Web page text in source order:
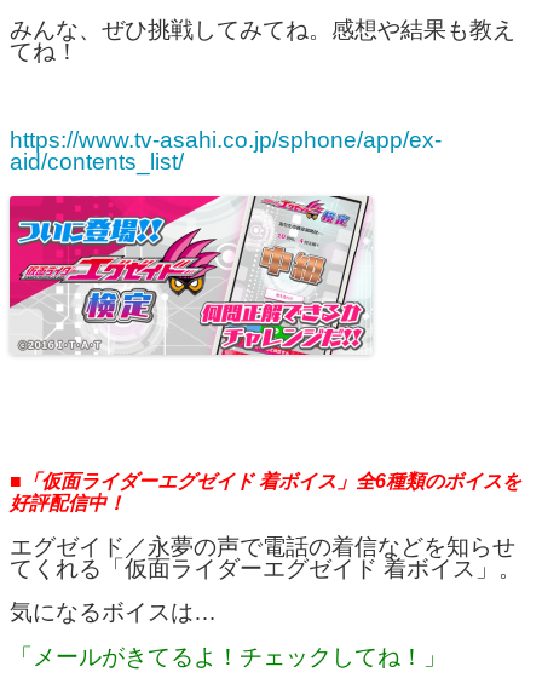
みんな、ぜひ挑戦してみてね。感想や結果も教え
てね！
https://www.tv-asahi.co.jp/sphone/app/ex-
aid/contents_list/
■「仮面ライダーエグゼイド 着ボイス」全6種類のボイスを
好評配信中！
エグゼイド／永夢の声で電話の着信などを知らせ
てくれる「仮面ライダーエグゼイド 着ボイス」。
気になるボイスは…
「メールがきてるよ！チェックしてね！」